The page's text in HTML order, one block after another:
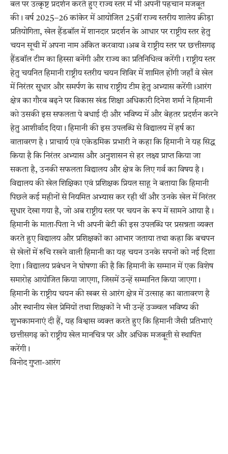
बल पर उत्कृष्ट प्रदर्शन करते हुए राज्य स्तर में भी अपनी पहचान मजबूत
की। वर्ष 2025–26 कांकेर में आयोजित 25वीं राज्य स्तरीय शालेय क्रीड़ा
प्रतियोगिता, खेल हैंडबॉल में शानदार प्रदर्शन के आधार पर राष्ट्रीय स्तर हेतु
चयन सूची में अपना नाम अंकित करवाया।अब वे राष्ट्रीय स्तर पर छत्तीसगढ़
हैंडबॉल टीम का हिस्सा बनेंगी और राज्य का प्रतिनिधित्व करेंगी। राष्ट्रीय स्तर
हेतु चयनित हिमानी राष्ट्रीय स्तरीय चयन शिविर में शामिल होंगी जहाँ वे खेल
में निरंतर सुधार और समर्पण के साथ राष्ट्रीय टीम हेतु अभ्यास करेंगी।आरंग
क्षेत्र का गौरव बढ़ने पर विकास खंड शिक्षा अधिकारी दिनेश शर्मा ने हिमानी
को उसकी इस सफलता पे बधाई दी और भविष्य में और बेहतर प्रदर्शन करने
हेतु आशीर्वाद दिया। हिमानी की इस उपलब्धि से विद्यालय में हर्ष का
वातावरण है। प्राचार्य एवं एकेडमिक प्रभारी ने कहा कि हिमानी ने यह सिद्ध
किया है कि निरंतर अभ्यास और अनुशासन से हर लक्ष्य प्राप्त किया जा
सकता है, उनकी सफलता विद्यालय और क्षेत्र के लिए गर्व का विषय है।
विद्यालय की खेल शिक्षिका एवं प्रशिक्षक प्रियल साहू ने बताया कि हिमानी
पिछले कई महीनों से नियमित अभ्यास कर रही थीं और उनके खेल में निरंतर
सुधार देखा गया है, जो अब राष्ट्रीय स्तर पर चयन के रूप में सामने आया है।
हिमानी के माता‑पिता ने भी अपनी बेटी की इस उपलब्धि पर प्रसन्नता व्यक्त
करते हुए विद्यालय और प्रशिक्षकों का आभार जताया तथा कहा कि बचपन
से खेलों में रुचि रखने वाली हिमानी का यह चयन उनके सपनों को नई दिशा
देगा। विद्यालय प्रबंधन ने घोषणा की है कि हिमानी के सम्मान में एक विशेष
समारोह आयोजित किया जाएगा, जिसमें उन्हें सम्मानित किया जाएगा।
हिमानी के राष्ट्रीय चयन की खबर से आरंग क्षेत्र में उत्साह का वातावरण है
और स्थानीय खेल प्रेमियों तथा शिक्षकों ने भी उन्हें उज्ज्वल भविष्य की
शुभकामनाएं दी हैं, यह विश्वास व्यक्त करते हुए कि हिमानी जैसी प्रतिभाएं
छत्तीसगढ़ को राष्ट्रीय खेल मानचित्र पर और अधिक मजबूती से स्थापित
करेंगी।
विनोद गुप्ता-आरंग